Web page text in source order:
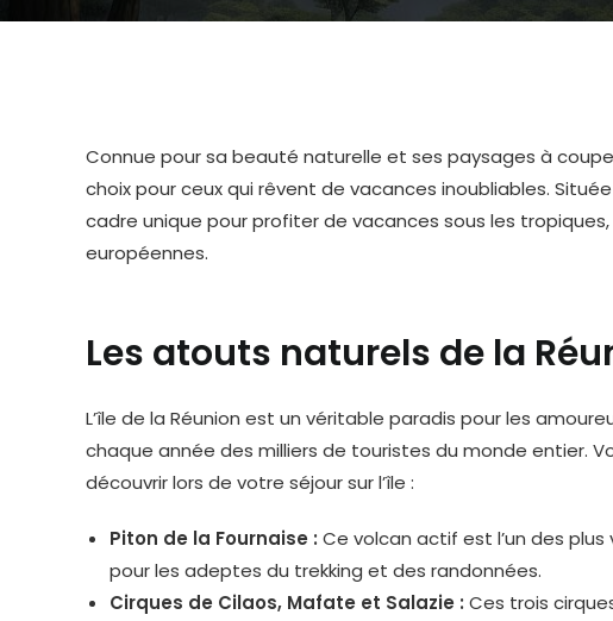
Connue pour sa beauté naturelle et ses paysages à
choix pour ceux qui rêvent de vacances inoubliables.
cadre unique pour profiter de vacances sous les
européennes.
Les atouts naturels de la
L’île de la Réunion est un véritable paradis pour les
chaque année des milliers de touristes du monde entier.
découvrir lors de votre séjour sur l’île :
Piton de la Fournaise : Ce volcan actif est l’un des
pour les adeptes du trekking et des randonnées.
Cirques de Cilaos, Mafate et Salazie : Ces trois